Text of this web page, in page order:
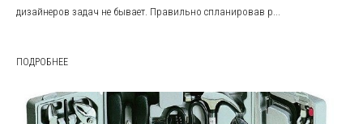
дизайнеров задач не бывает. Правильно спланировав р...
ПОДРОБНЕЕ